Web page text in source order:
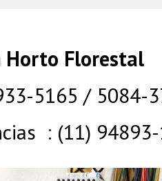
Horto Florestal
5165 / 5084-
: (11)